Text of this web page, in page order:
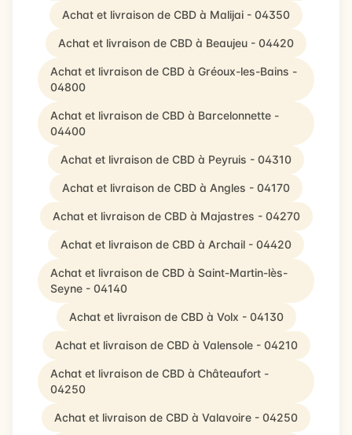
Achat et livraison de CBD à Malijai - 04350
Achat et livraison de CBD à Beaujeu - 04420
Achat et livraison de CBD à Gréoux-les-Bains -
04800
Achat et livraison de CBD à Barcelonnette -
04400
Achat et livraison de CBD à Peyruis - 04310
Achat et livraison de CBD à Angles - 04170
Achat et livraison de CBD à Majastres - 04270
Achat et livraison de CBD à Archail - 04420
Achat et livraison de CBD à Saint-Martin-lès-
Seyne - 04140
Achat et livraison de CBD à Volx - 04130
Achat et livraison de CBD à Valensole - 04210
Achat et livraison de CBD à Châteaufort -
04250
Achat et livraison de CBD à Valavoire - 04250